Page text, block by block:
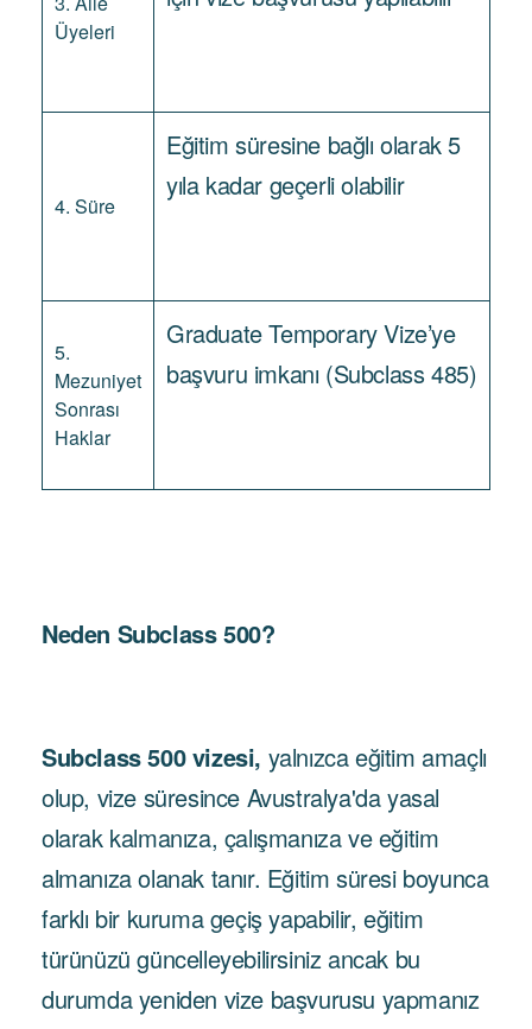
Üyeleri
4. Süre
Eğitim süresine bağlı olarak 5
yıla kadar geçerli olabilir
5.
Mezuniyet
Sonrası
Haklar
Graduate Temporary Vize’ye
başvuru imkanı (Subclass 485)
Neden Subclass 500?
Subclass 500 vizesi, yalnızca eğitim amaçlı
olup, vize süresince Avustralya'da yasal
olarak kalmanıza, çalışmanıza ve eğitim
almanıza olanak tanır. Eğitim süresi boyunca
farklı bir kuruma geçiş yapabilir, eğitim
türünüzü güncelleyebilirsiniz ancak bu
durumda yeniden vize başvurusu yapmanız